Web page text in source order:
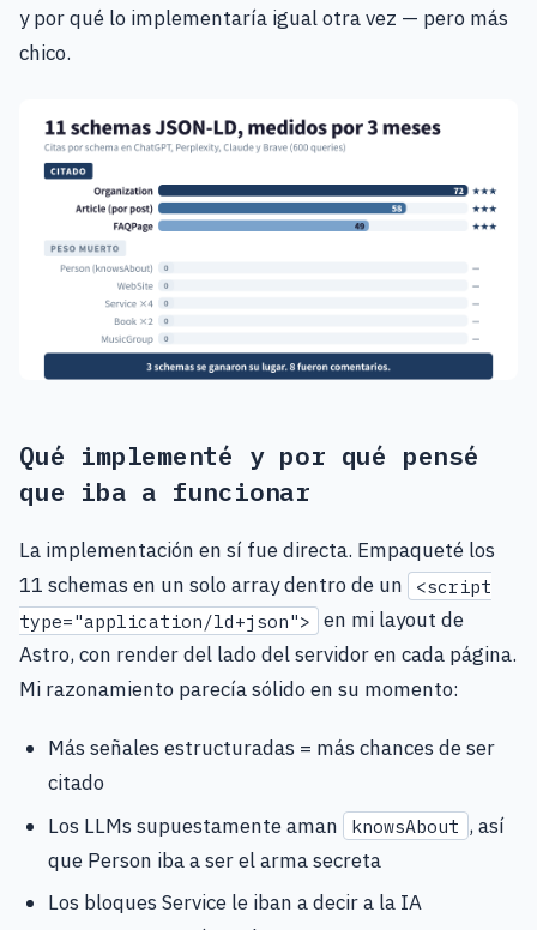
y por qué lo implementaría igual otra vez — pero más
chico.
Qué implementé y por qué pensé
que iba a funcionar
La implementación en sí fue directa. Empaqueté los
11 schemas en un solo array dentro de un
<script
type="application/ld+json">
en mi layout de
Astro, con render del lado del servidor en cada página.
Mi razonamiento parecía sólido en su momento:
Más señales estructuradas = más chances de ser
citado
Los LLMs supuestamente aman
knowsAbout , así
que Person iba a ser el arma secreta
Los bloques Service le iban a decir a la IA